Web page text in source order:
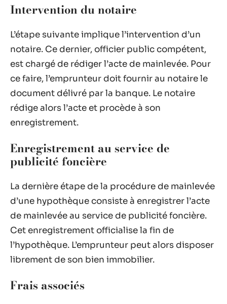
Intervention du notaire
L’étape suivante implique l’intervention d’un
notaire. Ce dernier, officier public compétent,
est chargé de rédiger l’acte de mainlevée. Pour
ce faire, l’emprunteur doit fournir au notaire le
document délivré par la banque. Le notaire
rédige alors l’acte et procède à son
enregistrement.
Enregistrement au service de
publicité foncière
La dernière étape de la procédure de mainlevée
d’une hypothèque consiste à enregistrer l’acte
de mainlevée au service de publicité foncière.
Cet enregistrement officialise la fin de
l’hypothèque. L’emprunteur peut alors disposer
librement de son bien immobilier.
Frais associés